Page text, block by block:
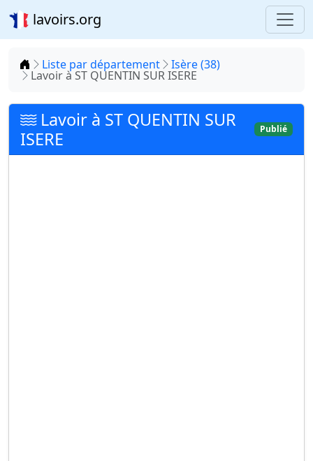
lavoirs.org
Accueil
Liste par département Isère (38)
Lavoir à ST QUENTIN SUR ISERE
Lavoir à ST QUENTIN SUR
ISERE
Publié